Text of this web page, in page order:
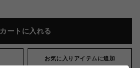
カートに入れる
お気に入りアイテムに追加